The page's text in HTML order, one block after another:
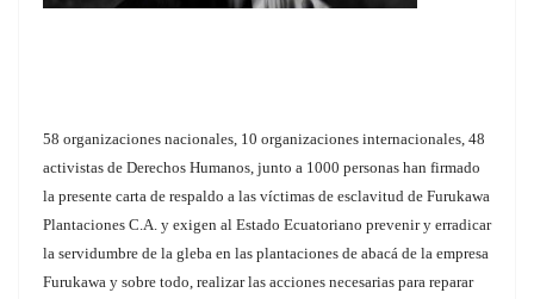
58 organizaciones nacionales, 10 organizaciones internacionales, 48
activistas de Derechos Humanos, junto a 1000 personas han firmado
la presente carta de respaldo a las víctimas de esclavitud de Furukawa
Plantaciones C.A. y exigen al Estado Ecuatoriano prevenir y erradicar
la servidumbre de la gleba en las plantaciones de abacá de la empresa
Furukawa y sobre todo, realizar las acciones necesarias para reparar